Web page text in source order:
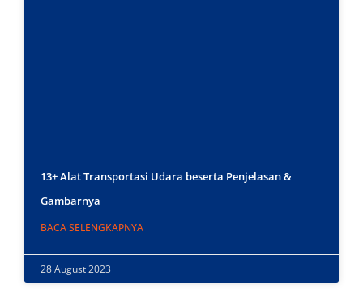
13+ Alat Transportasi Udara beserta Penjelasan &
Gambarnya
BACA SELENGKAPNYA
28 August 2023